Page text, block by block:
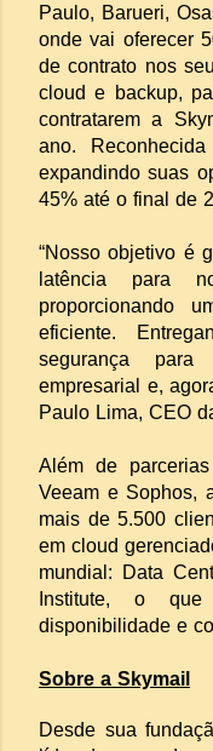
Paulo, Barueri,
onde vai oferecer
de contrato nos
cloud e backup,
contratarem a
ano.
expandindo suas
45% até o final de
“Nosso objetivo é
latência para
proporcionando
eficiente.
segurança
empresarial e,
Paulo Lima, CEO
Além de
Veeam e Sophos,
mais de 5.500
em cloud
mundial: Data
Institute, o que
disponibilidade e
Sobre a Skymail
Desde sua